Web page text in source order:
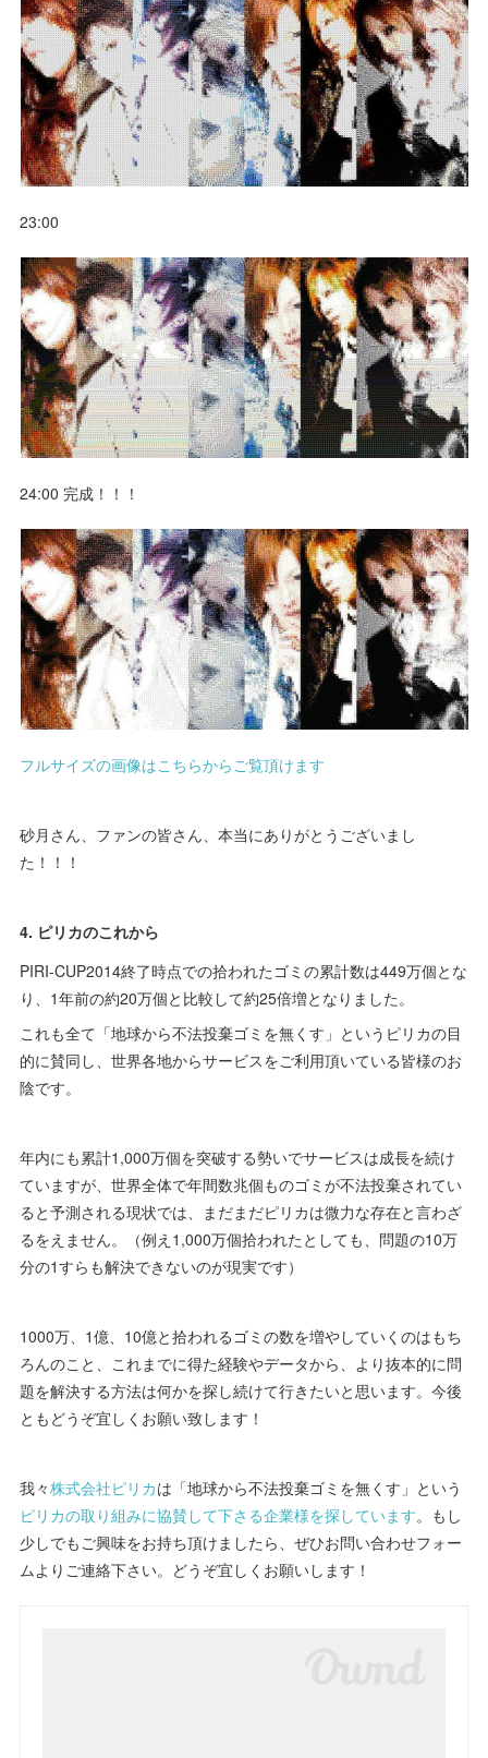
23:00
24:00 完成！！！
フルサイズの画像はこちらからご覧頂けます
砂月さん、ファンの皆さん、本当にありがとうございまし
た！！！
4. ピリカのこれから
PIRI-CUP2014終了時点での拾われたゴミの累計数は449万個とな
り、1年前の約20万個と比較して約25倍増となりました。
これも全て「地球から不法投棄ゴミを無くす」というピリカの目
的に賛同し、世界各地からサービスをご利用頂いている皆様のお
陰です。
年内にも累計1,000万個を突破する勢いでサービスは成長を続け
ていますが、世界全体で年間数兆個ものゴミが不法投棄されてい
ると予測される現状では、まだまだピリカは微力な存在と言わざ
るをえません。（例え1,000万個拾われたとしても、問題の10万
分の1すらも解決できないのが現実です）
1000万、1億、10億と拾われるゴミの数を増やしていくのはもち
ろんのこと、これまでに得た経験やデータから、より抜本的に問
題を解決する方法は何かを探し続けて行きたいと思います。今後
ともどうぞ宜しくお願い致します！
我々株式会社ピリカは「地球から不法投棄ゴミを無くす」という
ピリカの取り組みに協賛して下さる企業様を探しています。もし
少しでもご興味をお持ち頂けましたら、ぜひお問い合わせフォー
ムよりご連絡下さい。どうぞ宜しくお願いします！